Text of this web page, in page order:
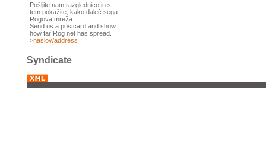
Pošljite nam razglednico in s
tem pokažite, kako daleč sega
Rogova mreža.
Send us a postcard and show
how far Rog net has spread.
>naslov/address
Syndicate